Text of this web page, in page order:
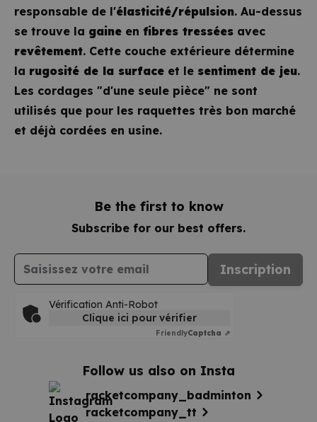
responsable de l'élasticité/répulsion. Au-dessus
se trouve la gaine en fibres tressées avec
revêtement. Cette couche extérieure détermine
la rugosité de la surface et le sentiment de jeu.
Les cordages "d'une seule pièce" ne sont
utilisés que pour les raquettes très bon marché
et déjà cordées en usine.
Be the first to know
Subscribe for our best offers.
Adresse mail Inscription
Vérification Anti-Robot
Clique ici pour vérifier
FriendlyCaptcha ⇗
Follow us also on Insta
racketcompany_badminton
racketcompany_tt